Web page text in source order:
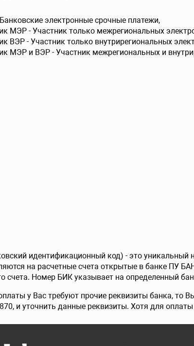
электронные срочные платежи,
МЭР - Участник только межрегиональных
ВЭР - Участник только внутрирегиональных
МЭР и ВЭР - Участник межрегиональных и
идентификационный код) - это уникальный
на расчетные счета открытые в банке ПУ
счета. Номер БИК указывает на определенный
у Вас требуют прочие реквизиты банка,
и уточнить данные реквизиты. Хотя для